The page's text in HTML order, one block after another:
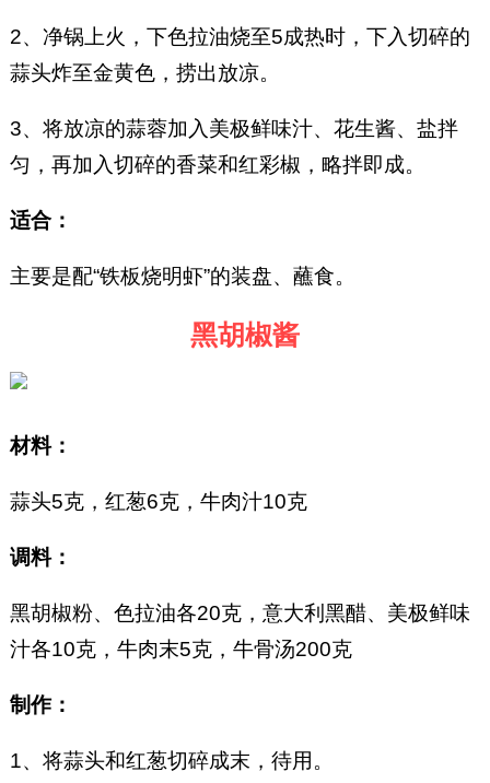
2、净锅上火，下色拉油烧至5成热时，下入切碎的
蒜头炸至金黄色，捞出放凉。
3、将放凉的蒜蓉加入美极鲜味汁、花生酱、盐拌
匀，再加入切碎的香菜和红彩椒，略拌即成。
适合：
主要是配“铁板烧明虾”的装盘、蘸食。
黑胡椒酱
材料：
蒜头5克，红葱6克，牛肉汁10克
调料：
黑胡椒粉、色拉油各20克，意大利黑醋、美极鲜味
汁各10克，牛肉末5克，牛骨汤200克
制作：
1、将蒜头和红葱切碎成末，待用。